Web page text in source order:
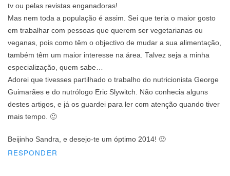
tv ou pelas revistas enganadoras!
Mas nem toda a população é assim. Sei que teria o maior gosto
em trabalhar com pessoas que querem ser vegetarianas ou
veganas, pois como têm o objectivo de mudar a sua alimentação,
também têm um maior interesse na área. Talvez seja a minha
especialização, quem sabe…
Adorei que tivesses partilhado o trabalho do nutricionista George
Guimarães e do nutrólogo Eric Slywitch. Não conhecia alguns
destes artigos, e já os guardei para ler com atenção quando tiver
mais tempo. 🙂
Beijinho Sandra, e desejo-te um óptimo 2014! 🙂
RESPONDER